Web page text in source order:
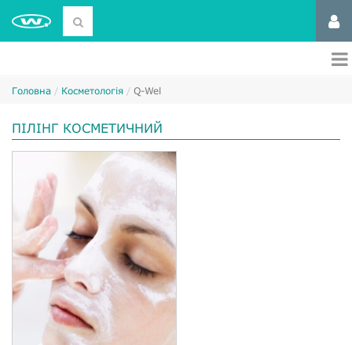
Головна Косметологія Q-Wel
ПІЛІНГ КОСМЕТИЧНИЙ